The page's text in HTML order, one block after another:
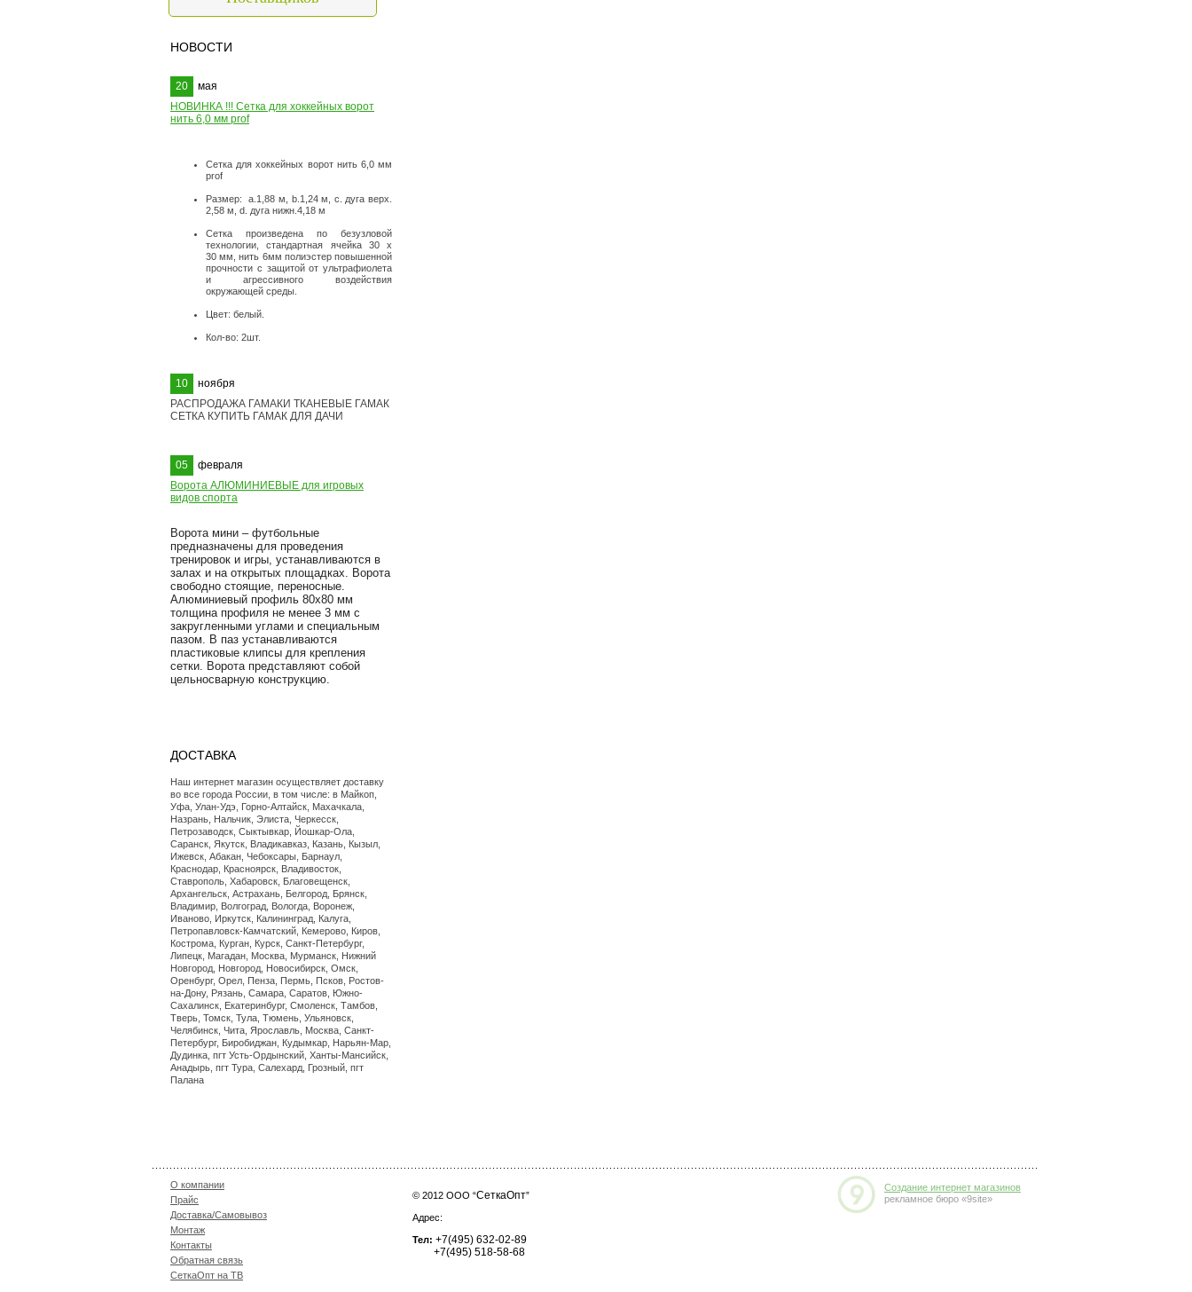
НОВОСТИ
20
мая
НОВИНКА !!! Сетка для хоккейных ворот
нить 6,0 мм prof
Сетка для хоккейных ворот нить 6,0 мм
prof
Размер: а.1,88 м, b.1,24 м, с. дуга верх.
2,58 м, d. дуга нижн.4,18 м
Сетка произведена по безузловой
технологии, стандартная ячейка 30 х
30 мм, нить 6мм полиэстер повышенной
прочности с защитой от ультрафиолета
и агрессивного воздействия
окружающей среды.
Цвет: белый.
Кол-во: 2шт.
10
ноября
РАСПРОДАЖА ГАМАКИ ТКАНЕВЫЕ ГАМАК
СЕТКА КУПИТЬ ГАМАК ДЛЯ ДАЧИ
05
февраля
Ворота АЛЮМИНИЕВЫЕ для игровых
видов спорта
Ворота мини – футбольные
предназначены для проведения
тренировок и игры, устанавливаются в
залах и на открытых площадках. Ворота
свободно стоящие, переносные.
Алюминиевый профиль 80х80 мм
толщина профиля не менее 3 мм с
закругленными углами и специальным
пазом. В паз устанавливаются
пластиковые клипсы для крепления
сетки. Ворота представляют собой
цельносварную конструкцию.
ДОСТАВКА
Наш интернет магазин осуществляет доставку
во все города России, в том числе: в Майкоп,
Уфа, Улан-Удэ, Горно-Алтайск, Махачкала,
Назрань, Нальчик, Элиста, Черкесск,
Петрозаводск, Сыктывкар, Йошкар-Ола,
Саранск, Якутск, Владикавказ, Казань, Кызыл,
Ижевск, Абакан, Чебоксары, Барнаул,
Краснодар, Красноярск, Владивосток,
Ставрополь, Хабаровск, Благовещенск,
Архангельск, Астрахань, Белгород, Брянск,
Владимир, Волгоград, Вологда, Воронеж,
Иваново, Иркутск, Калининград, Калуга,
Петропавловск-Камчатский, Кемерово, Киров,
Кострома, Курган, Курск, Санкт-Петербург,
Липецк, Магадан, Москва, Мурманск, Нижний
Новгород, Новгород, Новосибирск, Омск,
Оренбург, Орел, Пенза, Пермь, Псков, Ростов-
на-Дону, Рязань, Самара, Саратов, Южно-
Сахалинск, Екатеринбург, Смоленск, Тамбов,
Тверь, Томск, Тула, Тюмень, Ульяновск,
Челябинск, Чита, Ярославль, Москва, Санкт-
Петербург, Биробиджан, Кудымкар, Нарьян-Мар,
Дудинка, пгт Усть-Ордынский, Ханты-Мансийск,
Анадырь, пгт Тура, Салехард, Грозный, пгт
Палана
О компании
Прайс
Доставка/Самовывоз
Монтаж
Контакты
Обратная связь
СеткаОпт на ТВ
© 2012 ООО “СеткаОпт”
Адрес:
Тел: +7(495) 632-02-89
+7(495) 518-58-68
Создание интернет магазинов
рекламное бюро «9site»